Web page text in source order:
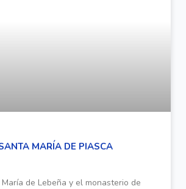
MARÍA DE PIASCA
de Lebeña y el monasterio de